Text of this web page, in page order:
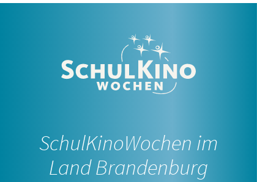
MIRA
5.–7. Jahrgangsstufe
SchulKinoWochen im
Land Brandenburg